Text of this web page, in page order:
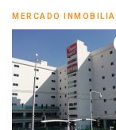
MERCADO